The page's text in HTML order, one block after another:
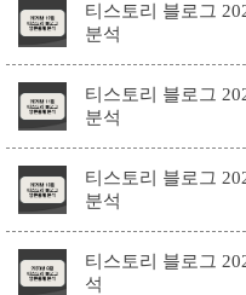
티스토리 블로그
분석
티스토리 블로그
분석
티스토리 블로그
분석
티스토리 블로그
석